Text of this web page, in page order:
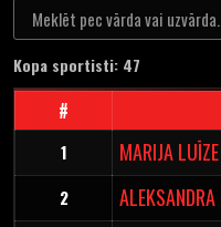
Kopa sportisti: 47
#
1 MARIJA
2